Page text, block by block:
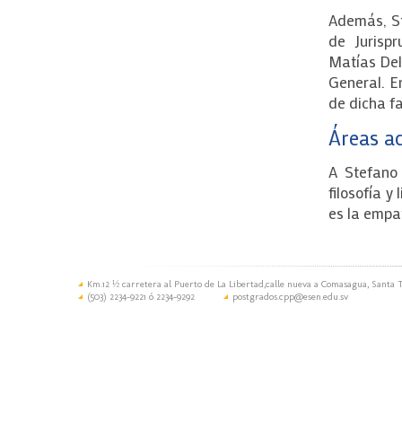
Además,
de
Matías
General.
de dicha
Áreas
A
filosofía y
es la
Km.12 ½ carretera al Puerto de La Libertad,calle nueva a Comasagua, Santa
(503) 2234-9221 ó 2234-9292
postgrados.cpp@esen.edu.sv